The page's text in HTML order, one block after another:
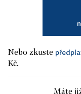
Nebo zkuste
Kč.
Máte